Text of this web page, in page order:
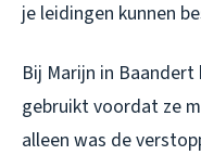
je leidingen kunnen
Bij Marijn in
gebruikt voordat ze
alleen was de